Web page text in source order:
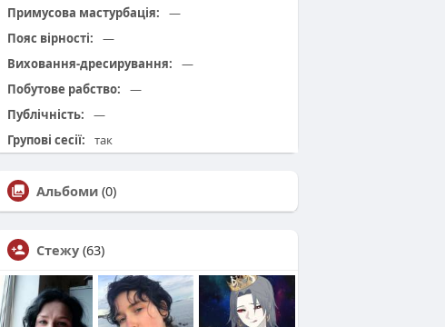
Примусова мастурбація:
—
Пояс вірності:
—
Виховання-дресирування:
—
Побутове рабство:
—
Публічність:
—
Групові сесії:
так
Альбоми (0)
Стежу (63)